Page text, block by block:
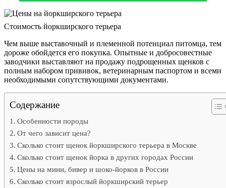
Стоимость йоркширского терьера
Чем выше выставочный и племенной потенциал питомца, тем
дороже обойдется его покупка. Опытные и добросовестные
заводчики выставляют на продажу подрощенных щенков с
полным набором прививок, ветеринарным паспортом и всеми
необходимыми сопутствующими документами.
Содержание
Особенности породы
От чего зависит цена?
Сколько стоит щенок йоркширского терьера в Москве
Сколько стоит щенок йорка в других городах России
Цены на мини, бивер и шоко-йорков в России
Сколько стоит взрослый йоркширский терьер